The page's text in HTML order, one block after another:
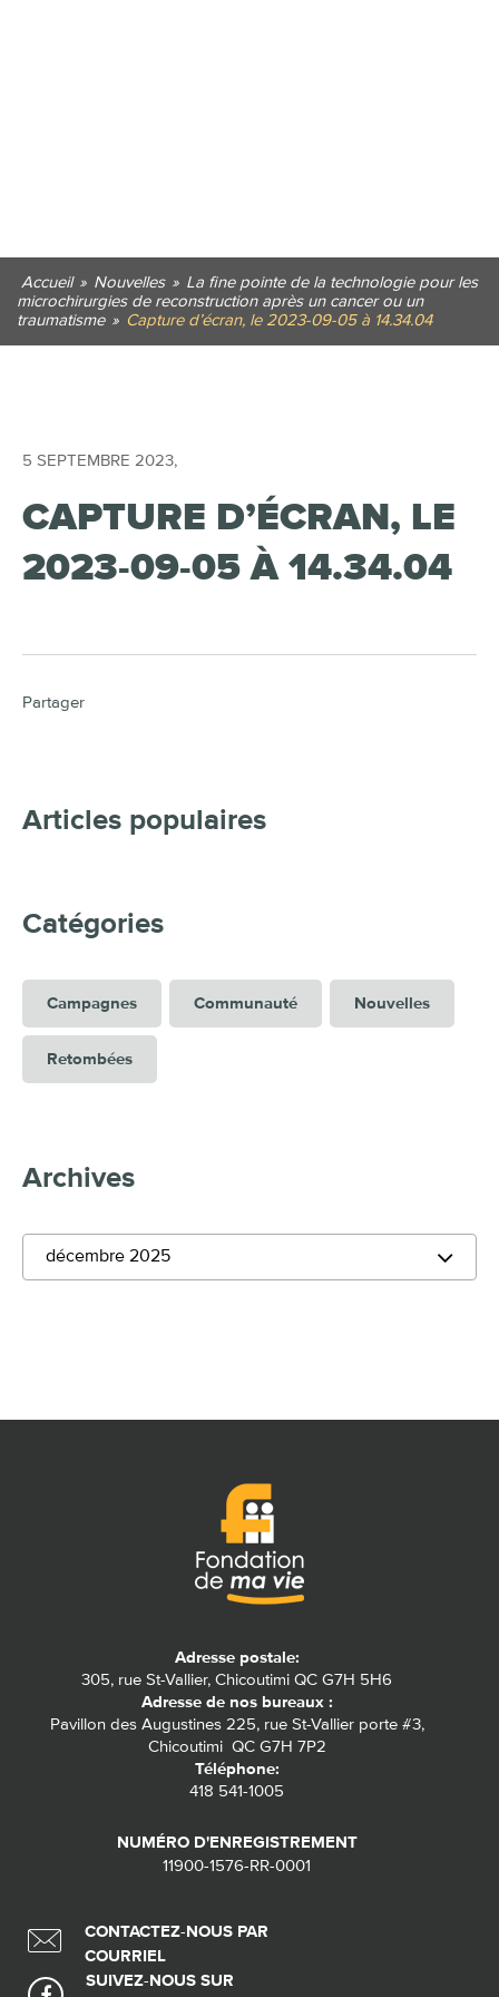
Accueil » Nouvelles » La fine pointe de la technologie pour les
microchirurgies de reconstruction après un cancer ou un
traumatisme » Capture d’écran, le 2023-09-05 à 14.34.04
5 SEPTEMBRE 2023,
CAPTURE D’ÉCRAN, LE
2023-09-05 À 14.34.04
Partager
Articles populaires
Catégories
Campagnes Communauté Nouvelles
Retombées
Archives
décembre 2025
Adresse postale:
305, rue St-Vallier, Chicoutimi QC G7H 5H6
Adresse de nos bureaux :
Pavillon des Augustines 225, rue St-Vallier porte #3,
Chicoutimi QC G7H 7P2
Téléphone:
418 541-1005
NUMÉRO D'ENREGISTREMENT
11900-1576-RR-0001
CONTACTEZ-NOUS PAR
COURRIEL
SUIVEZ-NOUS SUR